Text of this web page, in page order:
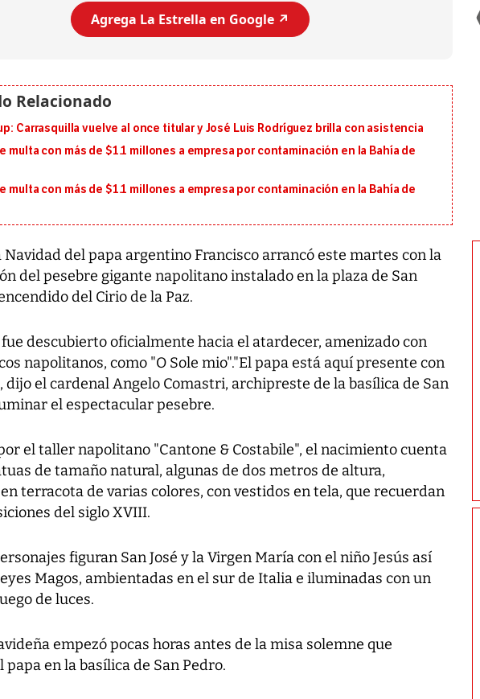
Agrega La Estrella en Google ↗️
Carrasquilla vuelve al once titular y José Luis Rodríguez brilla con asistencia
multa con más de $1.1 millones a empresa por contaminación en la Bahía de
multa con más de $1.1 millones a empresa por contaminación en la Bahía de
del papa argentino Francisco arrancó este martes con la
del pesebre gigante napolitano instalado en la plaza de San
del Cirio de la Paz.
descubierto oficialmente hacia el atardecer, amenizado con
napolitanos, como "O Sole mio"."El papa está aquí presente con
dijo el cardenal Angelo Comastri, archipreste de la basílica de San
el espectacular pesebre.
el taller napolitano "Cantone & Costabile", el nacimiento cuenta
de tamaño natural, algunas de dos metros de altura,
terracota de varias colores, con vestidos en tela, que recuerdan
del siglo XVIII.
figuran San José y la Virgen María con el niño Jesús así
Magos, ambientadas en el sur de Italia e iluminadas con un
de luces.
empezó pocas horas antes de la misa solemne que
en la basílica de San Pedro.
al sur de Japón, provocando una